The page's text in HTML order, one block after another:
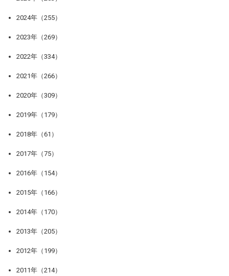
2024年（255）
2023年（269）
2022年（334）
2021年（266）
2020年（309）
2019年（179）
2018年（61）
2017年（75）
2016年（154）
2015年（166）
2014年（170）
2013年（205）
2012年（199）
2011年（214）